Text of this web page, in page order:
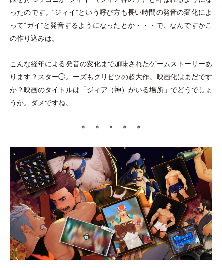
ったのです。“ジィイ”という呼び方も長い時間の発音の変化によ
って”ガイ”と発音するようになったとか・ ・ ・ で、なんですかこ
の作り込みは。
こんな経年による発音の変化まで加味されたゲームストーリーあ
ります？スター◯。ーズもクリビツの超大作。映画化はまだです
か？映画のタイトルは 「ジィア （神）がいる場所」 でどうでしょ
うか。ダメですね。
＊ ＊ ＊ ＊ ＊